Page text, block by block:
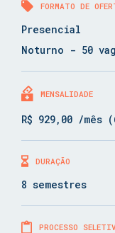
FORMATO DE
Presencial
Noturno - 50
MENSALIDADE
R$ 929,00 /mês
DURAÇÃO
8 semestres
PROCESSO